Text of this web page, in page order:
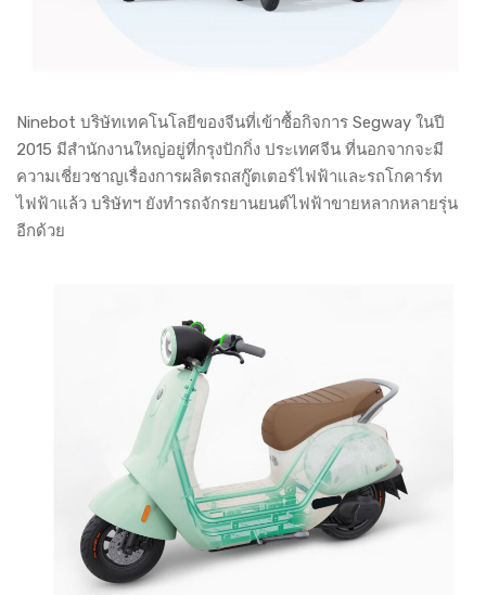
Ninebot บริษัทเทคโนโลยีของจีนที่เข้าซื้อกิจการ Segway ในปี
2015 มีสำนักงานใหญ่อยู่ที่กรุงปักกิ่ง ประเทศจีน ที่นอกจากจะมี
ความเชี่ยวชาญเรื่องการผลิตรถสกู๊ตเตอร์ไฟฟ้าและรถโกคาร์ท
ไฟฟ้าแล้ว บริษัทฯ ยังทำรถจักรยานยนต์ไฟฟ้าขายหลากหลายรุ่น
อีกด้วย